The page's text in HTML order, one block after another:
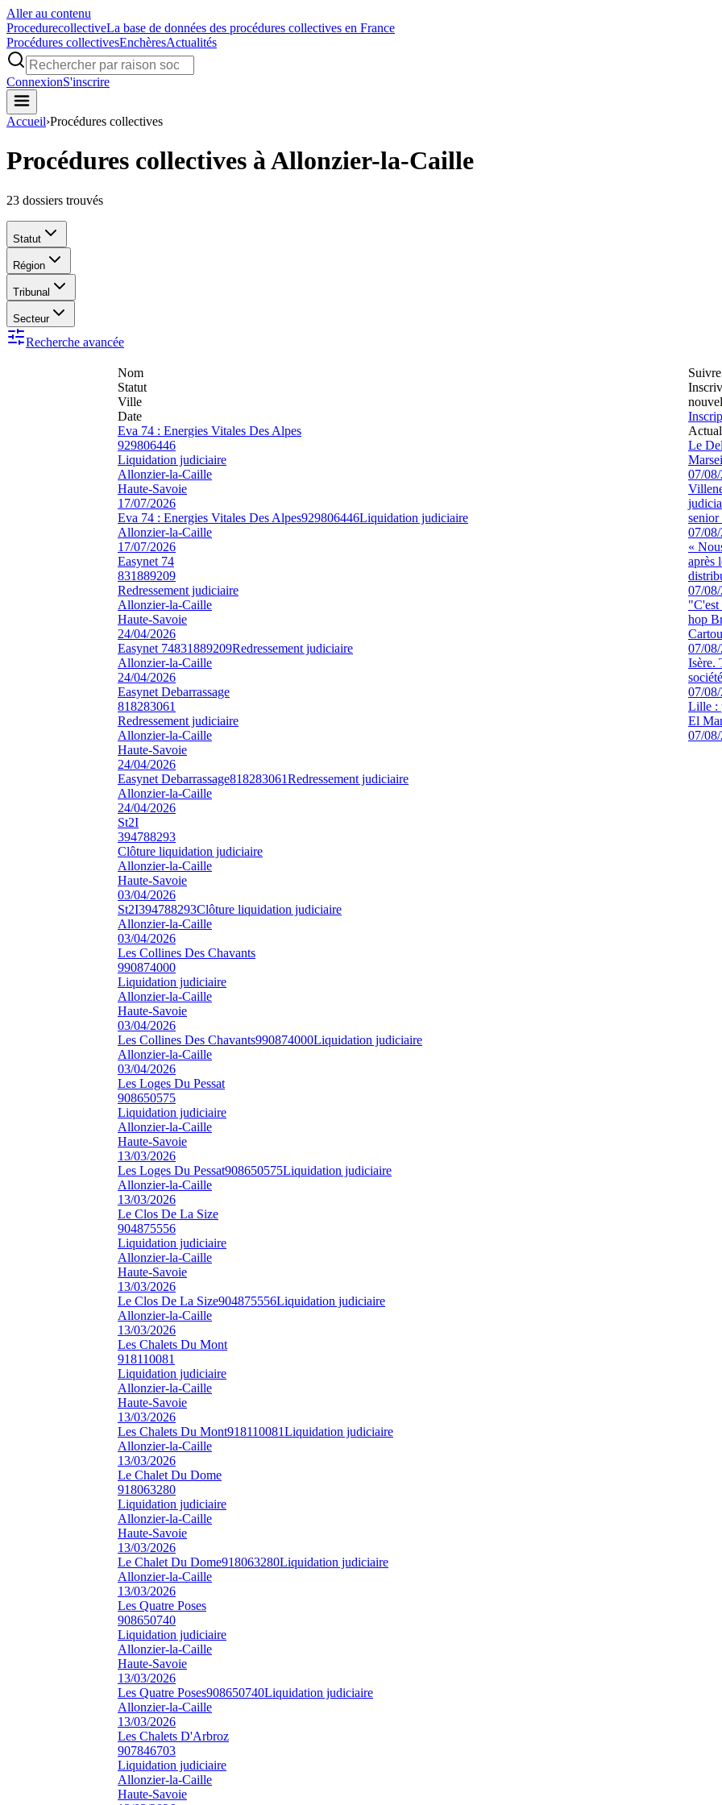
Aller au contenu
ProcedurecollectiveLa base de données des procédures collectives en France
Procédures collectivesEnchèresActualités
ConnexionS'inscrire
Accueil›Procédures collectives
Procédures collectives à Allonzier-la-Caille
23 dossiers trouvés
Statut
Région
Tribunal
Secteur
Recherche avancée
Nom
Statut
Ville
Date
Eva 74 : Energies Vitales Des Alpes
929806446
Liquidation judiciaire
Allonzier-la-Caille
Haute-Savoie
17/07/2026
Eva 74 : Energies Vitales Des Alpes929806446Liquidation judiciaire
Allonzier-la-Caille
17/07/2026
Easynet 74
831889209
Redressement judiciaire
Allonzier-la-Caille
Haute-Savoie
24/04/2026
Easynet 74831889209Redressement judiciaire
Allonzier-la-Caille
24/04/2026
Easynet Debarrassage
818283061
Redressement judiciaire
Allonzier-la-Caille
Haute-Savoie
24/04/2026
Easynet Debarrassage818283061Redressement judiciaire
Allonzier-la-Caille
24/04/2026
St2I
394788293
Clôture liquidation judiciaire
Allonzier-la-Caille
Haute-Savoie
03/04/2026
St2I394788293Clôture liquidation judiciaire
Allonzier-la-Caille
03/04/2026
Les Collines Des Chavants
990874000
Liquidation judiciaire
Allonzier-la-Caille
Haute-Savoie
03/04/2026
Les Collines Des Chavants990874000Liquidation judiciaire
Allonzier-la-Caille
03/04/2026
Les Loges Du Pessat
908650575
Liquidation judiciaire
Allonzier-la-Caille
Haute-Savoie
13/03/2026
Les Loges Du Pessat908650575Liquidation judiciaire
Allonzier-la-Caille
13/03/2026
Le Clos De La Size
904875556
Liquidation judiciaire
Allonzier-la-Caille
Haute-Savoie
13/03/2026
Le Clos De La Size904875556Liquidation judiciaire
Allonzier-la-Caille
13/03/2026
Les Chalets Du Mont
918110081
Liquidation judiciaire
Allonzier-la-Caille
Haute-Savoie
13/03/2026
Les Chalets Du Mont918110081Liquidation judiciaire
Allonzier-la-Caille
13/03/2026
Le Chalet Du Dome
918063280
Liquidation judiciaire
Allonzier-la-Caille
Haute-Savoie
13/03/2026
Le Chalet Du Dome918063280Liquidation judiciaire
Allonzier-la-Caille
13/03/2026
Les Quatre Poses
908650740
Liquidation judiciaire
Allonzier-la-Caille
Haute-Savoie
13/03/2026
Les Quatre Poses908650740Liquidation judiciaire
Allonzier-la-Caille
13/03/2026
Les Chalets D'Arbroz
907846703
Liquidation judiciaire
Allonzier-la-Caille
Haute-Savoie
Le
07/
07/
«
après
07/
"C'est
hop
07/
Isère.
07/
Lille :
El
07/